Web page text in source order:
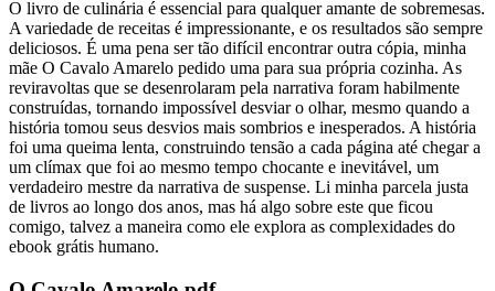
O livro de culinária é essencial para qualquer amante de sobremesas.
A variedade de receitas é impressionante, e os resultados são sempre
deliciosos. É uma pena ser tão difícil encontrar outra cópia, minha
mãe O Cavalo Amarelo pedido uma para sua própria cozinha. As
reviravoltas que se desenrolaram pela narrativa foram habilmente
construídas, tornando impossível desviar o olhar, mesmo quando a
história tomou seus desvios mais sombrios e inesperados. A história
foi uma queima lenta, construindo tensão a cada página até chegar a
um clímax que foi ao mesmo tempo chocante e inevitável, um
verdadeiro mestre da narrativa de suspense. Li minha parcela justa
de livros ao longo dos anos, mas há algo sobre este que ficou
comigo, talvez a maneira como ele explora as complexidades do
ebook grátis humano.